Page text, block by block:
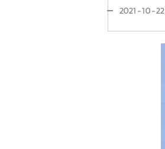
2021-10-22